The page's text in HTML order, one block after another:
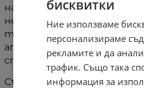
на
чаршаф,койтообгръща
нежна
прегръдка.
текстура
атмосфера
спалнятавивистинско
Събуждането екато
бисквитки
Ние използваме
персонализираме
рекламите и да
трафик. Също така
информация за